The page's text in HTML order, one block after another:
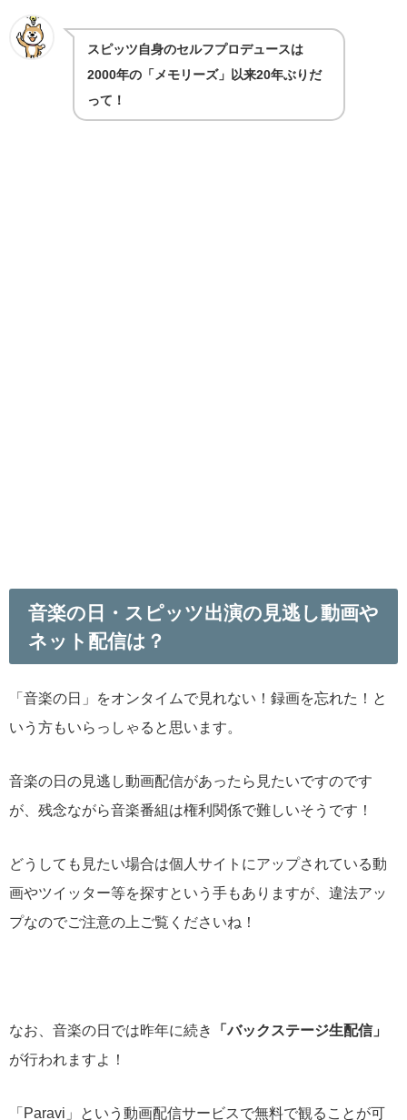
スピッツ自身のセルフプロデュースは
2000年の「メモリーズ」以来20年ぶりだ
って！
音楽の日・スピッツ出演の見逃し動画や
ネット配信は？
「音楽の日」をオンタイムで見れない！録画を忘れた！と
いう方もいらっしゃると思います。
音楽の日の見逃し動画配信があったら見たいですのです
が、残念ながら音楽番組は権利関係で難しいそうです！
どうしても見たい場合は個人サイトにアップされている動
画やツイッター等を探すという手もありますが、違法アッ
プなのでご注意の上ご覧くださいね！
なお、音楽の日では昨年に続き
「バックステージ生配信」
が行われますよ！
「Paravi」という動画配信サービスで無料で観ることが可